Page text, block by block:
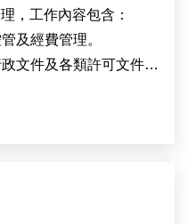
IPMB is home to
members from Taiwan
The institute
in cell biology,
computing, and multi-
environment for
in research
Using plant
，工作內容包含：
及經費管理。
文件及各類許可文件之